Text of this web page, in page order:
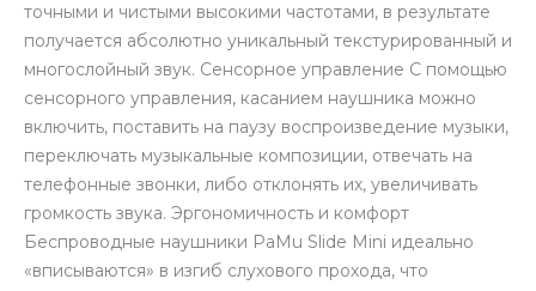
точными и чистыми высокими частотами, в результате
получается абсолютно уникальный текстурированный и
многослойный звук. Сенсорное управление С помощью
сенсорного управления, касанием наушника можно
включить, поставить на паузу воспроизведение музыки,
переключать музыкальные композиции, отвечать на
телефонные звонки, либо отклонять их, увеличивать
громкость звука. Эргономичность и комфорт
Беспроводные наушники PaMu Slide Mini идеально
«вписываются» в изгиб слухового прохода, что